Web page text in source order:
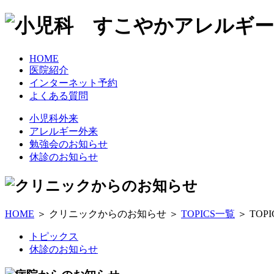
HOME
医院紹介
インターネット予約
よくある質問
小児科外来
アレルギー外来
勉強会のお知らせ
休診のお知らせ
HOME ＞ クリニックからのお知らせ ＞ TOPICS一覧 ＞
トピックス
休診のお知らせ